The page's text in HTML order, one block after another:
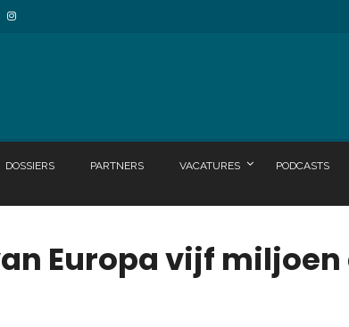
DOSSIERS PARTNERS VACATURES PODCASTS
Europa vijf